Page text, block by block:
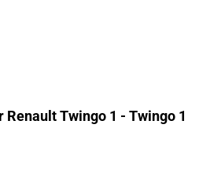
Twingo 1 - Twingo 1